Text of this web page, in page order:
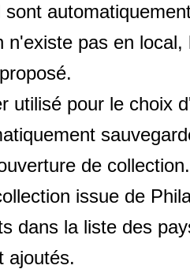
n'existe pas en
utilisé pour le choix
de collection.
issue de
dans la liste des
ajoutés.